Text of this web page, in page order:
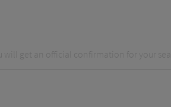
get an official confirmation for your